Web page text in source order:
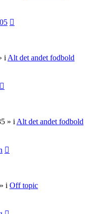
i Alt det andet fodbold
» i Alt det andet fodbold
» i Off topic